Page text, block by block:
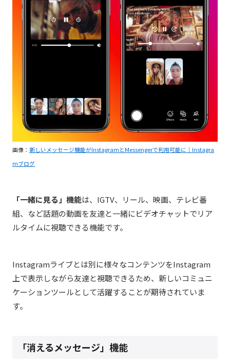
画像： 新しいメッセージ機能がInstagramとMessengerで利用可能に｜Instagra
mブログ
「一緒に見る」機能は、IGTV、リール、映画、テレビ番
組、など話題の動画を友達と一緒にビデオチャットでリア
ルタイムに視聴できる機能です。
Instagramライブとは別に様々なコンテンツをInstagram
上で表示しながら友達と視聴できるため、新しいコミュニ
ケーションツールとして活躍することが期待されていま
す。
「消えるメッセージ」機能